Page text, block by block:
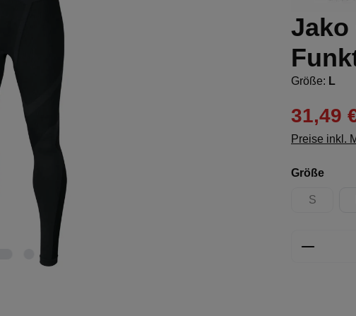
Jako
Größe: L
31,49
Preise inkl.
Größe
S
(Diese